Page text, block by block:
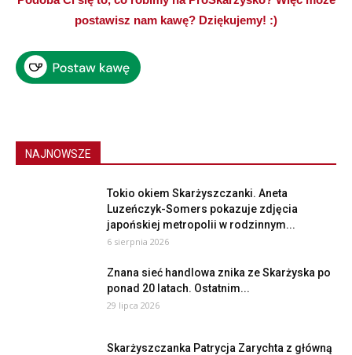
postawisz nam kawę? Dziękujemy! :)
NAJNOWSZE
Tokio okiem Skarżyszczanki. Aneta
Luzeńczyk-Somers pokazuje zdjęcia
japońskiej metropolii w rodzinnym...
6 sierpnia 2026
Znana sieć handlowa znika ze Skarżyska po
ponad 20 latach. Ostatnim...
29 lipca 2026
Skarżyszczanka Patrycja Zarychta z główną